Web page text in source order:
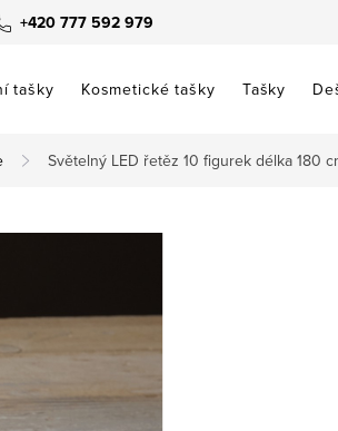
+420 777 592 979
tašky Kosmetické tašky Tašky
Světelný LED řetěz 10 figurek délka 180